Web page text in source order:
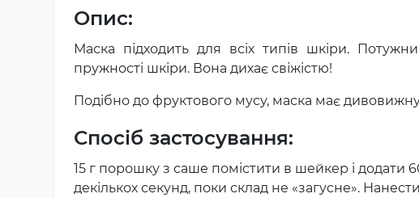
Опис:
Маска підходить для всіх типів шкіри.
пружності шкіри. Вона дихає свіжістю!
Подібно до фруктового мусу, маска має дивовижну
Спосіб застосування:
15 г порошку з саше помістити в шейкер і
декількох секунд, поки склад не «загусне».